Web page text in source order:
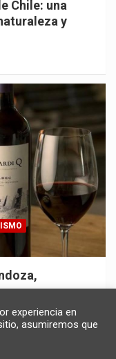
Chile: una
y
experiencia en
asumiremos que